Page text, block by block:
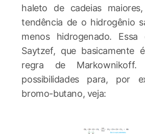
haleto de cadeias
tendência de o hidrogênio
menos hidrogenado.
Saytzef, que basicamente
regra de Markownikoff.
possibilidades para, por
bromo-butano, veja: